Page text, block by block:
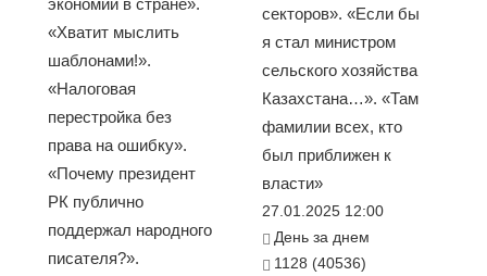
экономии в стране».
«Хватит мыслить
шаблонами!».
«Налоговая
перестройка без
права на ошибку».
«Почему президент
РК публично
поддержал народного
писателя?».
секторов». «Если бы
я стал министром
сельского хозяйства
Казахстана…». «Там
фамилии всех, кто
был приближен к
власти»
27.01.2025 12:00
День за днем
1128 (40536)